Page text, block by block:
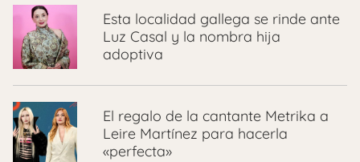
Esta localidad gallega se rinde ante
Luz Casal y la nombra hija
adoptiva
El regalo de la cantante Metrika a
Leire Martínez para hacerla
«perfecta»